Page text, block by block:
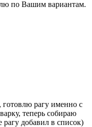
по Вашим вариантам.
рагу именно с
теперь собираю
добавил в список)